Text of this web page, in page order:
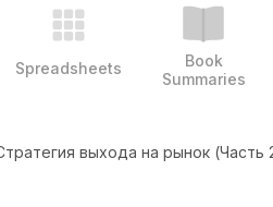
Spreadsheets
Book
Summaries
выхода на рынок (Часть